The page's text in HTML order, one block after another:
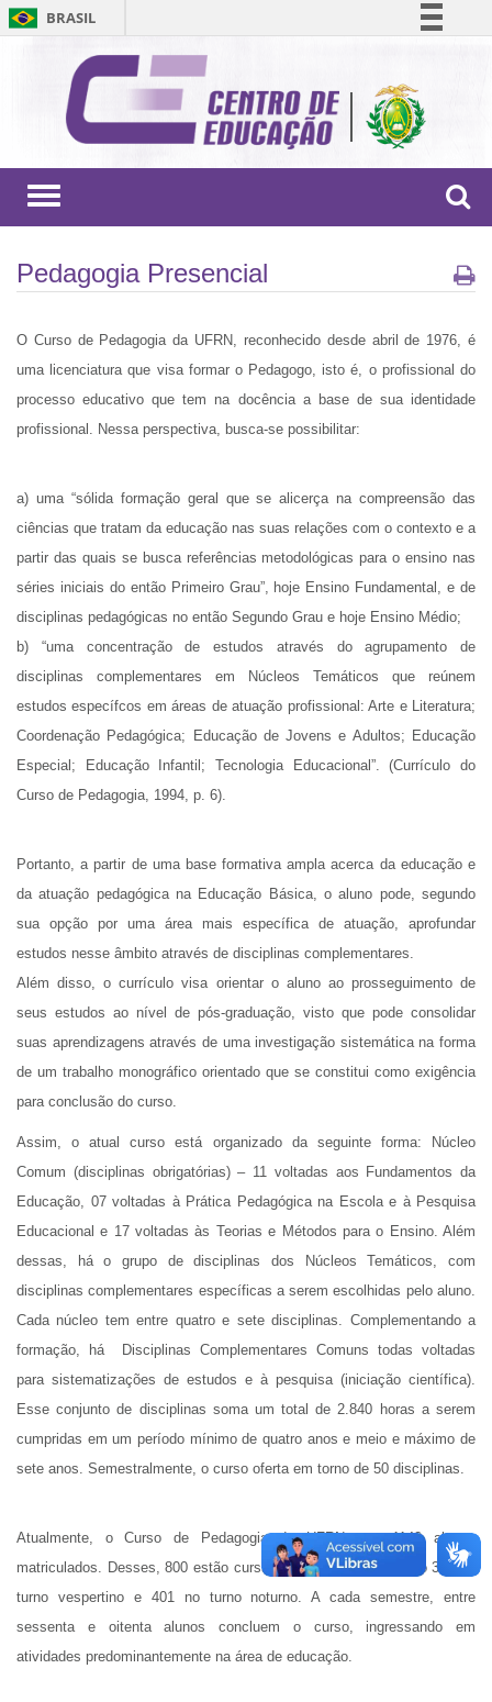
BRASIL
Comunica BR
Participe
Acesso à informação
Toggle
Pedagogia Presencial
O Curso de Pedagogia da UFRN, reconhecido desde abril de 1976, é
uma licenciatura que visa formar o Pedagogo, isto é, o profissional do
processo educativo que tem na docência a base de sua identidade
profissional. Nessa perspectiva, busca-se possibilitar:
a) uma “sólida formação geral que se alicerça na compreensão das
ciências que tratam da educação nas suas relações com o contexto e a
partir das quais se busca referências metodológicas para o ensino nas
séries iniciais do então Primeiro Grau”, hoje Ensino Fundamental, e de
disciplinas pedagógicas no então Segundo Grau e hoje Ensino Médio;
b) “uma concentração de estudos através do agrupamento de
disciplinas complementares em Núcleos Temáticos que reúnem
estudos específcos em áreas de atuação profissional: Arte e Literatura;
Coordenação Pedagógica; Educação de Jovens e Adultos; Educação
Especial; Educação Infantil; Tecnologia Educacional”. (Currículo do
Curso de Pedagogia, 1994, p. 6).
Portanto, a partir de uma base formativa ampla acerca da educação e
da atuação pedagógica na Educação Básica, o aluno pode, segundo
sua opção por uma área mais específica de atuação, aprofundar
estudos nesse âmbito através de disciplinas complementares.
Além disso, o currículo visa orientar o aluno ao prosseguimento de
seus estudos ao nível de pós-graduação, visto que pode consolidar
suas aprendizagens através de uma investigação sistemática na forma
de um trabalho monográfico orientado que se constitui como exigência
para conclusão do curso.
Assim, o atual curso está organizado da seguinte forma: Núcleo
Comum (disciplinas obrigatórias) – 11 voltadas aos Fundamentos da
Educação, 07 voltadas à Prática Pedagógica na Escola e à Pesquisa
Educacional e 17 voltadas às Teorias e Métodos para o Ensino. Além
dessas, há o grupo de disciplinas dos Núcleos Temáticos, com
disciplinas complementares específicas a serem escolhidas pelo aluno.
Cada núcleo tem entre quatro e sete disciplinas. Complementando a
formação, há Disciplinas Complementares Comuns todas voltadas
para sistematizações de estudos e à pesquisa (iniciação científica).
Esse conjunto de disciplinas soma um total de 2.840 horas a serem
cumpridas em um período mínimo de quatro anos e meio e máximo de
sete anos. Semestralmente, o curso oferta em torno de 50 disciplinas.
Atualmente, o Curso de Pedagogia da UFRN tem 1142 alunos
matriculados. Desses, 800 estão cursando regularmente, sendo 399 no
turno vespertino e 401 no turno noturno. A cada semestre, entre
sessenta e oitenta alunos concluem o curso, ingressando em
atividades predominantemente na área de educação.